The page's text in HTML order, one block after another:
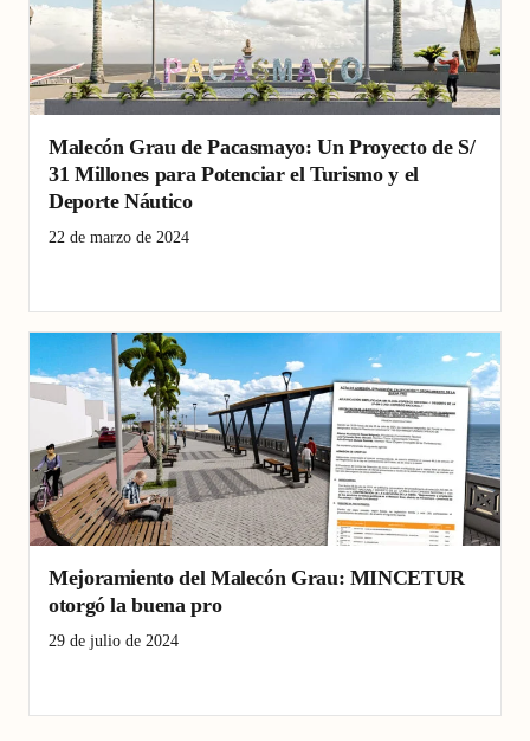
Malecón Grau de Pacasmayo: Un Proyecto de S/
31 Millones para Potenciar el Turismo y el
Deporte Náutico
22 de marzo de 2024
Mejoramiento del Malecón Grau: MINCETUR
otorgó la buena pro
29 de julio de 2024